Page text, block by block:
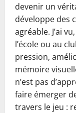
devenir un
développe des
agréable. J’ai
l’école ou au
pression,
mémoire
n’est pas
faire émerger
travers le jeu :